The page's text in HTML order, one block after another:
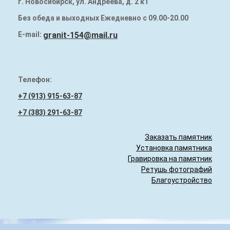
Наши работы
Без обеда и выходных Ежедневно с 09.00-20.00
E-mail: granit-154@mail.ru
Телефон:
+7 (913) 915-63-87
+7 (383) 291-63-87
Заказать памятник
Установка памятника
Гравировка на памятник
Ретушь фотографий
Благоустройство